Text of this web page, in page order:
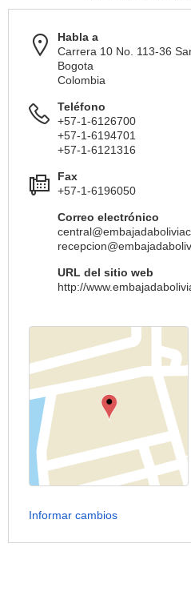
Habla a
Carrera 10 No. 113-36
Bogota
Colombia
Teléfono
+57-1-6126700
+57-1-6194701
+57-1-6121316
Fax
+57-1-6196050
Correo electrónico
URL del sitio web
http://
Informar cambios